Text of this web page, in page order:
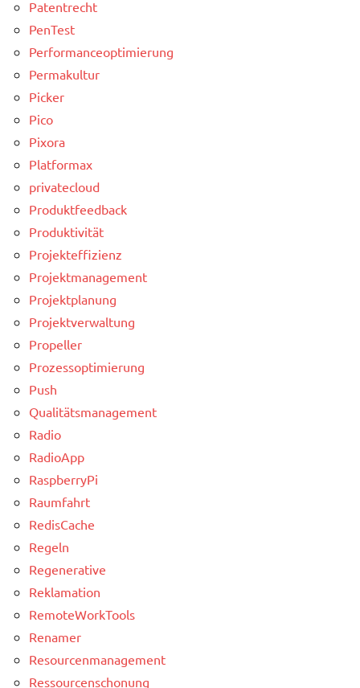
Patentrecht
PenTest
Performanceoptimierung
Permakultur
Picker
Pico
Pixora
Platformax
privatecloud
Produktfeedback
Produktivität
Projekteffizienz
Projektmanagement
Projektplanung
Projektverwaltung
Propeller
Prozessoptimierung
Push
Qualitätsmanagement
Radio
RadioApp
RaspberryPi
Raumfahrt
RedisCache
Regeln
Regenerative
Reklamation
RemoteWorkTools
Renamer
Resourcenmanagement
Ressourcenschonung